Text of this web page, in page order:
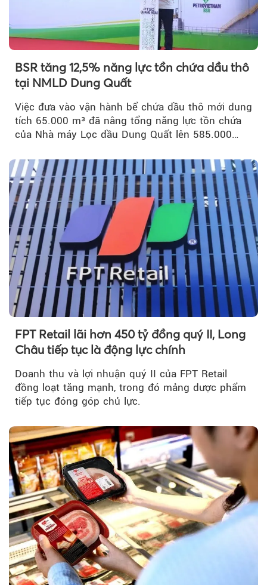
BSR tăng 12,5% năng lực tồn chứa dầu thô
tại NMLD Dung Quất
Việc đưa vào vận hành bể chứa dầu thô mới dung
tích 65.000 m³ đã nâng tổng năng lực tồn chứa
của Nhà máy Lọc dầu Dung Quất lên 585.000
FPT Retail lãi hơn 450 tỷ đồng quý II, Long
Châu tiếp tục là động lực chính
Doanh thu và lợi nhuận quý II của FPT Retail
đồng loạt tăng mạnh, trong đó mảng dược phẩm
tiếp tục đóng góp chủ lực.